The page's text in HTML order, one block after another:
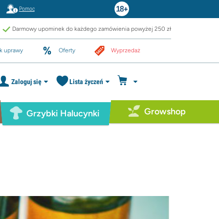
Pomoc
Darmowy upominek do każdego zamówienia powyżej 250 zł
uprawy Oferty Wyprzedaż
Zaloguj się Lista życzeń
Grzybki Halucynki Growshop